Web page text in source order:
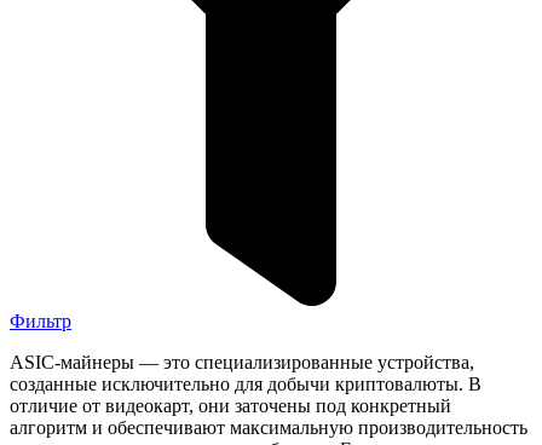
Фильтр
ASIC-майнеры — это специализированные устройства,
созданные исключительно для добычи криптовалюты. В
отличие от видеокарт, они заточены под конкретный
алгоритм и обеспечивают максимальную производительность